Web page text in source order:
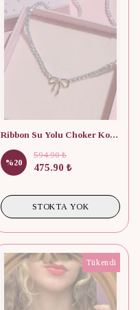
Ribbon Su Yolu Choker Kolye
%20
594.90 ₺
475.90 ₺
STOKTA YOK
Tükendi